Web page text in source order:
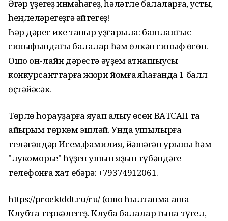
Әгәр үҙегеҙ инмәһәгеҙ, һәләтле балаларға, ҡусты,
һеңлеләрегеҙгә әйтегеҙ!
Һәр дәрес ике тапҡыр уҙғарыла: башланғыс
синыфындағы балалар һәм өлкән синыф өсөн.
Ошо он-лайн дәрестә әүҙем ҡатнашыусы
конкурсанттарға жюри йомғаҡ яһағанда 1 балл
өҫтәйәсәк.
Төрлө һорауҙарға яуап алыу өсөн ВАТСАП та
айырым төркөм эшләй. Унда ҡушылырға
теләгәндәр Исем,фамилия, йәшәгән урыны һәм
"лукоморье" һүҙен ҡушып яҙып түбәндәге
телефонға хат ебәрә: +79374912061.
https://proektddt.ru/ru/ (ошо һылтанма аша
Клубта теркәлегеҙ. Клубҡа балалар ғына түгел,